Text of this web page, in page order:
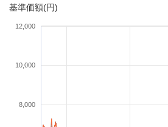
基準価額(円)
8,000
10,000
12,000